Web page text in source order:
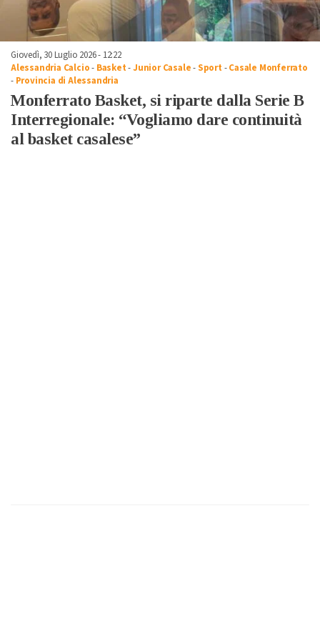
Giovedì, 30 Luglio 2026 - 12:22
Alessandria Calcio- Basket-Junior Casale-Sport -Casale Monferrato
- Provincia di Alessandria
Monferrato Basket, si riparte dalla Serie B
Interregionale: “Vogliamo dare continuità
al basket casalese”